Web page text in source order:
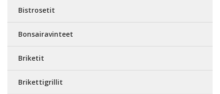
Bistrosetit
Bonsairavinteet
Briketit
Brikettigrillit